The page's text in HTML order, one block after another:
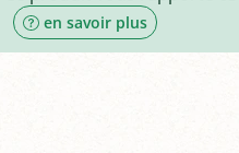
en savoir plus